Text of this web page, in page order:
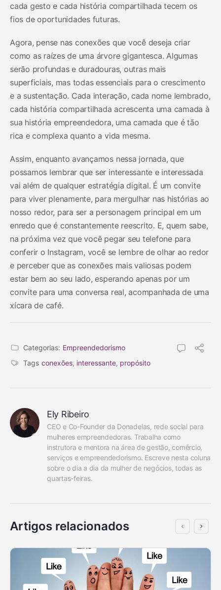
cada gesto e cada história compartilhada tecem os
fios de oportunidades futuras.
Agora, pense nas conexões que você deseja criar
como as raízes de uma árvore gigantesca. Algumas
serão profundas e duradouras, outras mais
superficiais, mas todas essenciais para o crescimento
e a sustentação. Cada interação, cada nome lembrado,
cada história compartilhada acrescenta uma camada à
sua história empreendedora, uma camada que é tão
rica e complexa quanto a vida mesma.
Assim, enquanto avançamos nessa jornada, que
possamos lembrar que ser interessante e interessada
vai além de qualquer estratégia digital. É um convite
para viver plenamente, para mergulhar nas histórias ao
nosso redor, para ser a personagem principal em um
enredo que é constantemente reescrito. E, quem sabe,
na próxima vez que você pegar seu telefone para
conferir o Instagram, você se lembre de olhar ao redor
e perceber que as conexões mais valiosas podem
estar bem ao seu lado, esperando apenas por um
convite para uma conversa real, acompanhada de uma
xícara de café.
Categorias: Empreendedorismo
Tags conexões, interessante, propósito
Ely Ribeiro
CEO e Co-Founder da Donadelas, rede social para
mulheres empreendedoras. Trabalha como
instrutora e mentora na área de gestão, comércio,
serviços e empreendedorismo. Escreve nesta coluna
sobre o dia a dia da mulher de negócios, todas as
quartas-feiras.
Artigos relacionados